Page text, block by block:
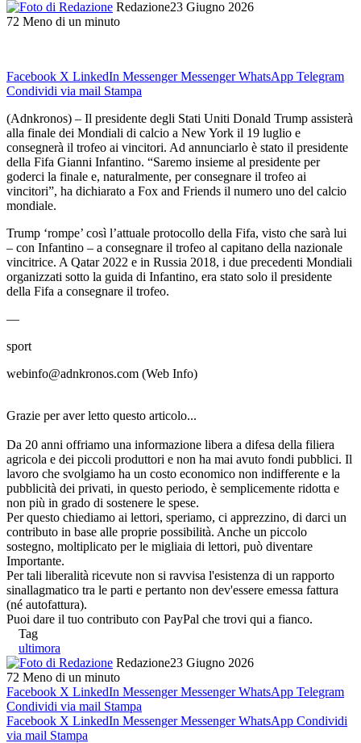
Redazione23 Giugno 2026
72 Meno di un minuto
Facebook X LinkedIn Messenger Messenger WhatsApp Telegram
Condividi via mail Stampa
(Adnkronos) – Il presidente degli Stati Uniti Donald Trump assisterà
alla finale dei Mondiali di calcio a New York il 19 luglio e
consegnerà il trofeo ai vincitori. Ad annunciarlo è stato il presidente
della Fifa Gianni Infantino. “Saremo insieme al presidente per
goderci la finale e, naturalmente, per consegnare il trofeo ai
vincitori”, ha dichiarato a Fox and Friends il numero uno del calcio
mondiale.
Trump ‘rompe’ così l’attuale protocollo della Fifa, visto che sarà lui
– con Infantino – a consegnare il trofeo al capitano della nazionale
vincitrice. A Qatar 2022 e in Russia 2018, i due precedenti Mondiali
organizzati sotto la guida di Infantino, era stato solo il presidente
della Fifa a consegnare il trofeo.
—
sport
webinfo@adnkronos.com (Web Info)
Grazie per aver letto questo articolo...
Da 20 anni offriamo una informazione libera a difesa della filiera
agricola e dei piccoli produttori e non ha mai avuto fondi pubblici. Il
lavoro che svolgiamo ha un costo economico non indifferente e la
pubblicità dei privati, in questo periodo, è semplicemente ridotta e
non più in grado di sostenere le spese.
Per questo chiediamo ai lettori, speriamo, ci apprezzino, di darci un
contributo in base alle proprie possibilità. Anche un piccolo
sostegno, moltiplicato per le migliaia di lettori, può diventare
Importante.
Per tali liberalità ricevute non si ravvisa l'esistenza di un rapporto
sinallagmatico tra le parti e pertanto non dev'essere emessa fattura
(né autofattura).
Puoi dare il tuo contributo con PayPal che trovi qui a fianco.
Tag
ultimora
Redazione23 Giugno 2026
72 Meno di un minuto
Facebook X LinkedIn Messenger Messenger WhatsApp Telegram
Condividi via mail Stampa
Facebook X LinkedIn Messenger Messenger WhatsApp Condividi
via mail Stampa